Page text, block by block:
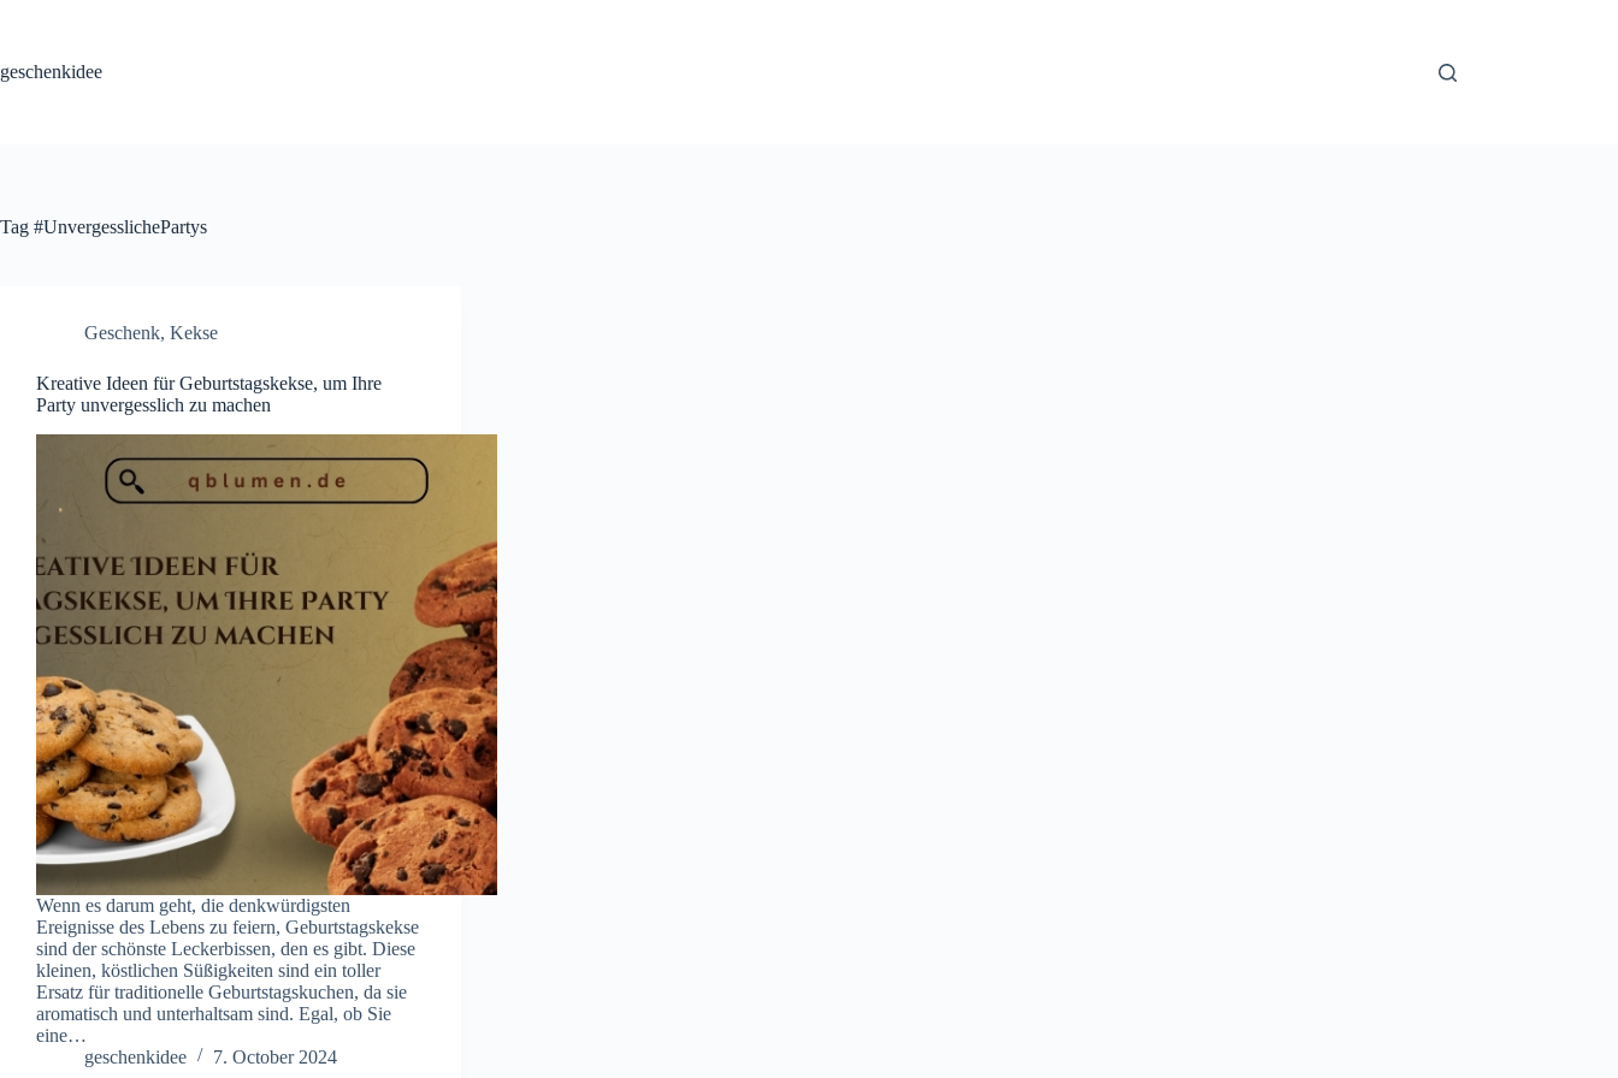
geschenkidee
Tag #UnvergesslichePartys
Geschenk, Kekse
Kreative Ideen für Geburtstagskekse, um Ihre
Party unvergesslich zu machen
Wenn es darum geht, die denkwürdigsten
Ereignisse des Lebens zu feiern, Geburtstagskekse
sind der schönste Leckerbissen, den es gibt. Diese
kleinen, köstlichen Süßigkeiten sind ein toller
Ersatz für traditionelle Geburtstagskuchen, da sie
aromatisch und unterhaltsam sind. Egal, ob Sie
eine…
geschenkidee
7. October 2024